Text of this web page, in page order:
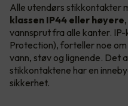
Alle utendørs stikkontakter
klassen IP44 eller høyere
vannsprut fra alle kanter.
Protection), forteller noe
vann, støv og lignende. Det
stikkontaktene har en
sikkerhet.